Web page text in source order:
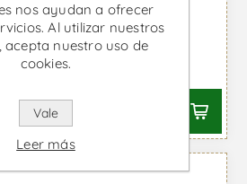
- Vino Tinto
€8,00 IVA incl.
nos ayudan a ofrecer
Al utilizar nuestros
acepta nuestro uso de
cookies.
Vale
Leer más